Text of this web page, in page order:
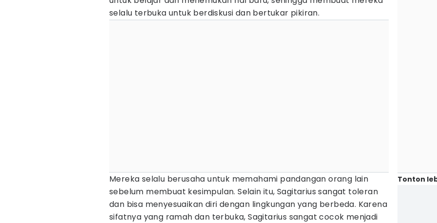
selalu terbuka untuk berdiskusi dan bertukar pikiran.
Mereka selalu berusaha untuk memahami pandangan orang lain
sebelum membuat kesimpulan. Selain itu, Sagitarius sangat toleran
dan bisa menyesuaikan diri dengan lingkungan yang berbeda. Karena
sifatnya yang ramah dan terbuka, Sagitarius sangat cocok menjadi
Tonton